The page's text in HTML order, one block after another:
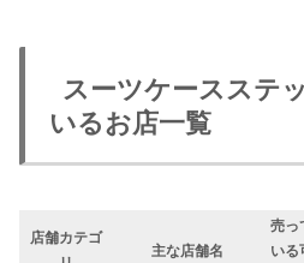
スーツケースステ
いるお店一覧
店舗カテゴ
主な店舗名
売っ
いる